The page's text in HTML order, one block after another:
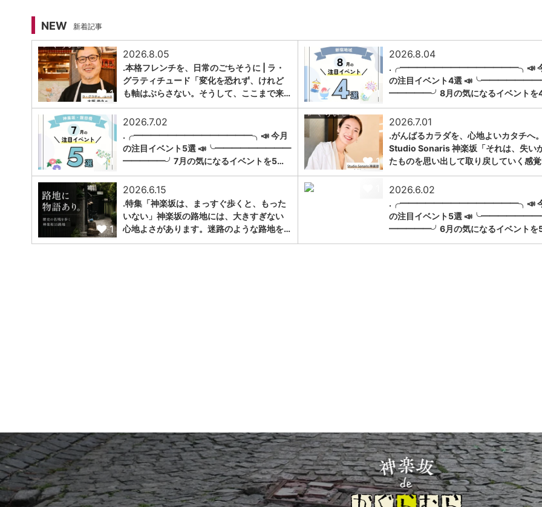
NEW 新着記事
1
2026.8.05
.本格フレンチを、日常のごちそうに | ラ・
グラティチュード「変化を恐れず、けれど
も軸はぶらさない。そうして、ここまで来…
1
2026.8.04
.╭━━━━━━━━━━━━━━╮📣
の注目イベント4選
━━━━━╯8月の気になるイベントを
1
2026.7.02
.╭━━━━━━━━━━━━━━╮📣 今月
の注目イベント5選 📣╰━━━━━━━━━
━━━━━╯7月の気になるイベントを5…
1
2026.7.01
.がんばるカラダを、心地よいカタチへ
Studio Sonaris 神楽坂「それは、失い
たものを思い出して取り戻していく感
1
2026.6.15
.特集「神楽坂は、まっすぐ歩くと、もった
いない」神楽坂の路地には、大きすぎない
心地よさがあります。迷路のような路地を…
2026.6.02
.╭━━━━━━━━━━━━━━╮📣
の注目イベント5選
━━━━━╯6月の気になるイベントを